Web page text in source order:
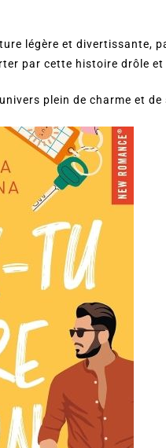
légère et divertissante,
par cette histoire drôle
plein de charme et de